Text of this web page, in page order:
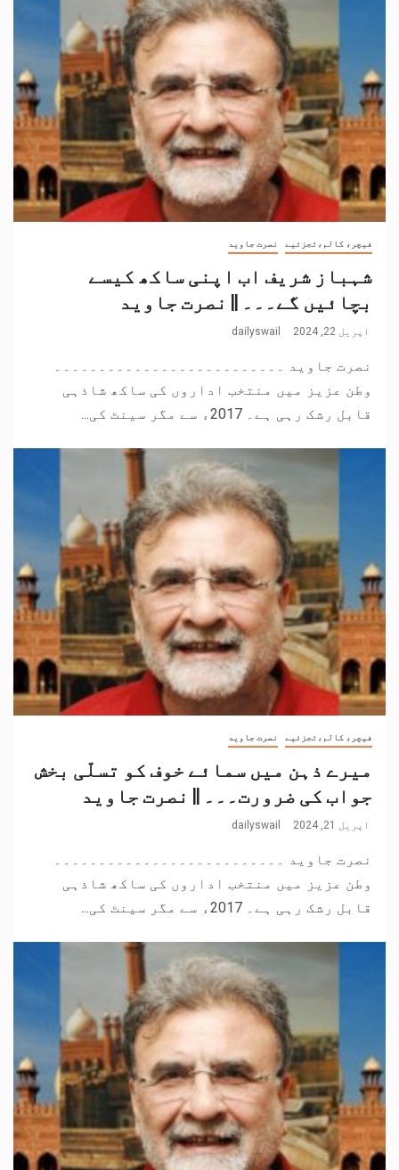
فیچر، کالم،تجزئیے نصرت جاوید
شہباز شریف اب اپنی ساکھ کیسے
بچائیں گے۔۔۔ || نصرت جاوید
اپریل 22, 2024 dailyswail
نصرت جاوید ۔۔۔۔۔۔۔۔۔۔۔۔۔۔۔۔۔۔۔۔۔۔۔۔۔۔
وطن عزیز میں منتخب اداروں کی ساکھ شاذہی
قابل رشک رہی ہے۔ 2017ء سے مگر سینٹ کی...
فیچر، کالم،تجزئیے نصرت جاوید
میرے ذہن میں سمائے خوف کو تسلّی بخش
جواب کی ضرورت۔۔۔ || نصرت جاوید
اپریل 21, 2024 dailyswail
نصرت جاوید ۔۔۔۔۔۔۔۔۔۔۔۔۔۔۔۔۔۔۔۔۔۔۔۔۔۔
وطن عزیز میں منتخب اداروں کی ساکھ شاذہی
قابل رشک رہی ہے۔ 2017ء سے مگر سینٹ کی...